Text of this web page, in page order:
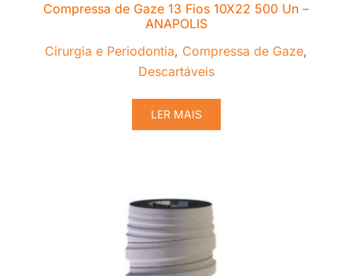
Compressa de Gaze 13 Fios 10X22 500 Un –
ANAPOLIS
Cirurgia e Periodontia, Compressa de Gaze,
Descartáveis
LER MAIS